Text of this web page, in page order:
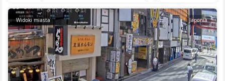
Widoki miasta Japonia